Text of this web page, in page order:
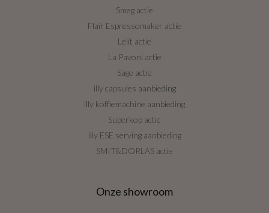
Smeg actie
Flair Espressomaker actie
Lelit actie
La Pavoni actie
Sage actie
illy capsules aanbieding
illy koffiemachine aanbieding
Superkop actie
illy ESE serving aanbieding
SMIT&DORLAS actie
Onze showroom